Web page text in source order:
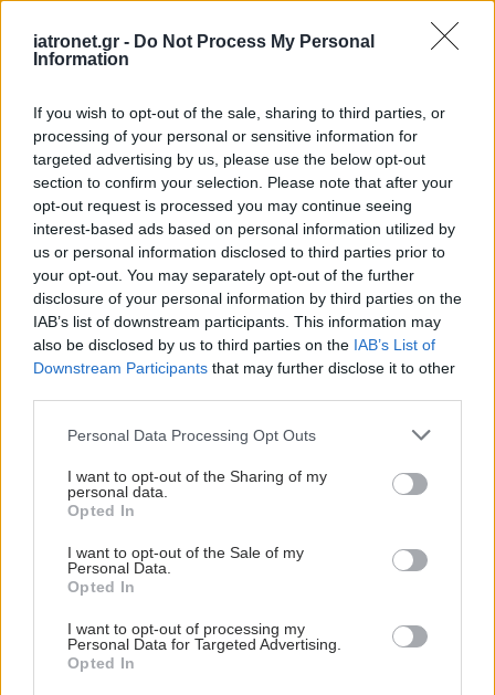
iatronet.gr - Do Not Process My Personal
Information
If you wish to opt-out of the sale, sharing to third parties, or
processing of your personal or sensitive information for
targeted advertising by us, please use the below opt-out
section to confirm your selection. Please note that after your
opt-out request is processed you may continue seeing
interest-based ads based on personal information utilized by
us or personal information disclosed to third parties prior to
your opt-out. You may separately opt-out of the further
disclosure of your personal information by third parties on the
IAB’s list of downstream participants. This information may
also be disclosed by us to third parties on the IAB’s List of
Downstream Participants that may further disclose it to other
Please note that this website/app uses one or more Google
not limited to your visit or usage behaviour. You may click to
grant or deny consent to Google and its third-party tags to
use your data for below specified purposes in below Google
consent section.
Personal Data Processing Opt Outs
I want to opt-out of the Sharing of my
personal data.
Opted In
I want to opt-out of the Sale of my
Personal Data.
Opted In
I want to opt-out of processing my
Personal Data for Targeted Advertising.
Opted In
εργοστάσιο κατέκτησε τη δεύτερη θέση ανάμεσα
σε 52 εργοστάσια της Ευρώπης, με βάση την
του.
«Με το πρόγραμμα συνεχούς βελτίωσης TPM, εδώ
και δέκα χρόνια καταγράφουμε σταθερή πρόοδο
στους δείκτες κατανάλωσης νερού και ενέργειας,
στις αποδόσεις των γραμμών παραγωγής, στους
δείκτες ποιότητας και στη μείωση των απωλειών
μπύρας και υλικών. Και το 2025 το εργοστάσιο της
Πάτρας βρέθηκε ανάμεσα στις κορυφαίες
μονάδες της Heineken διεθνώς ως προς τα
600 ημέρες χωρίς ατύχημα» προσέθεσε ο
διευθυντής του εργοστασίου Θανάσης Γιούλης.
Πηγές:
euro2day, ΑΠΕ
Ειδήσεις υγείας σήμερα